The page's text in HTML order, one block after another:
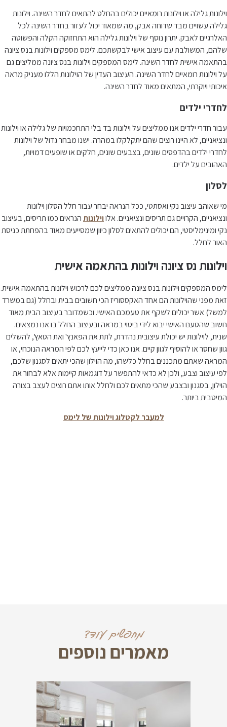
וילונות גלילה או וילונות רומאיים יכולים בהחלט להתאים לחדר השינה. וילונות
גלילה עשויים מבד שדוחה אבק, מה שמאוד יכול לעזור בחדר השינה לכל
האלרגיים לאבק. יתרון נוסף של וילונות גלילה הוא התחזוקה הקלה והפשוטה
שלהם, המשולבת עם עיצוב אישי לבקשתכם. לימס מספקים וילונות בנס ציונה
בהתאמה אישית לחדר השינה. לימס המספקים וילונות בנס ציונה ממליצים גם
על וילונות רומאיים לחדר השינה. העיצוב העדין של הוילונות הללו מעניק מראה
איכותי ויוקרתי, המתאים מאוד לחדר השינה.
לחדרי ילדים
עבור חדרי ילדים אנו ממליצים על וילונות בד בלי התחכמויות של גלילה או וילונות
ונציאניים, לא היינו רוצים שהם יתקלקלו במהרה. ישנו מבחר גדול של וילונות
לחדרי ילדים בהדפסים שונים, בצבעים שונים, חלקים או שופעים דמויות,
האהובים על ילדים.
לסלון
מי שאוהב עיצוב נקי ואסתטי, ככל הנראה יבחר עבור חלל הסלון וילונות
ונציאניים, הקרויים גם תריסים ונציאניים. אלווילונותהנראים כמו תריסים, בעיצוב
נקי ומינימליסטי, הם יכולים להתאים לסלון כיוון שמסייעים מאוד בהפחתת כניסת
האור לחלל.
וילונות נס ציונה וילונות בהתאמה אישית
לימס המספקים וילונות בנס ציונה ממליצים לכם לרכוש וילונות בהתאמה אישית.
זאת מפני שהוילונות הם אחד האקססוריז הכי חשובים בבית ובחלל (גם במשרד
למשל) אשר יכולים לשקף את טעמכם האישי. וכשמדובר בעיצוב הבית מאוד
חשוב שהטעם האישי יבוא לידי ביטוי במראה ובעיצוב החלל בו אנו נמצאים.
שנית, לוילונות יש יכולת עיצובית נהדרת, לתת את הפאנץ' ואת הטאץ', להשלים
גוון שחסר או להוסיף לגוון קיים. אנו כאן כדי לייעץ לכם לפי המראה הנוכחי, או
המראה שאתם מתכננים בחלל כלשהו, מה הוילון שהכי יתאים לסגנון שלכם,
לפי עיצוב וצבע, ולכן לא כדאי להתפשר על דוגמאות קיימות אלא לבחור את
הוילון, בסגנון ובצבע שהכי מתאים לכם ולחלל אותו אתם רוצים לעצב בצורה
המיטבית ביותר.
למעבר לקטלוג וילונות של לימס
מחפשים עוד?
מאמרים נוספים